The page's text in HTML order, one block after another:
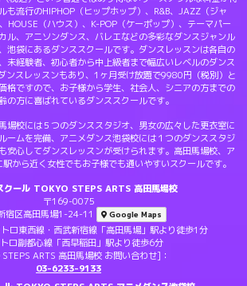
も流行のHIPHOP（ヒップホップ）、R&B、JAZZ（ジャ
HOUSE（ハウス）、K-POP（ケーポップ）、テーマパー
ル、アニソンダンス、バレエなどの多彩なダンスジャンル
池袋にあるダンススクールです。ダンスレッスンは各自の
未経験者、初心者から中上級者まで幅広いレベルのダンス
ンスレッスンもあり、1ヶ月受け放題で9980円（税別）と
格ですので、お子様から学生、社会人、シニアの方までの
の方に喜ばれているダンススクールです。
場校には５つのダンススタジオ、男女の広々した更衣室に
ームを完備、アニメダンス池袋校には１つのダンススタジ
安心してダンスレッスンが受けられます。高田馬場校、ア
から近く女性でもお子様でも通いやすいスクールです。
クール TOKYO STEPS ARTS 高田馬場校
〒169-0075
宿区高田馬場1-24-11
Google Maps
ロ東西線・西武新宿線「高田馬場」駅より徒歩1分
ロ副都心線「西早稲田」駅より徒歩6分
STEPS ARTS 高田馬場校 お問い合わせ]：
03-6233-9133